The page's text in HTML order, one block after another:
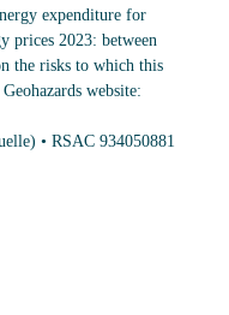
expenditure for
prices 2023: between
the risks to which this
website:
• RSAC 934050881